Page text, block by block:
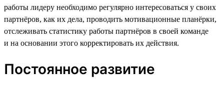
работы лидеру необходимо регулярно интересоваться у своих
партнёров, как их дела, проводить мотивационные планёрки,
отслеживать статистику работы партнёров в своей команде
и на основании этого корректировать их действия.
Постоянное развитие